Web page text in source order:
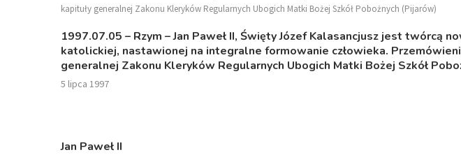
kapituły generalnej Zakonu Kleryków Regularnych Ubogich Matki Bożej Szkół Pobożnych (Pijarów)
1997.07.05 – Rzym – Jan Paweł II, Święty Józef Kalasancjusz jest twórcą
katolickiej, nastawionej na integralne formowanie człowieka.
generalnej Zakonu Kleryków Regularnych Ubogich Matki Bożej Szkół
5 lipca 1997
Jan Paweł II